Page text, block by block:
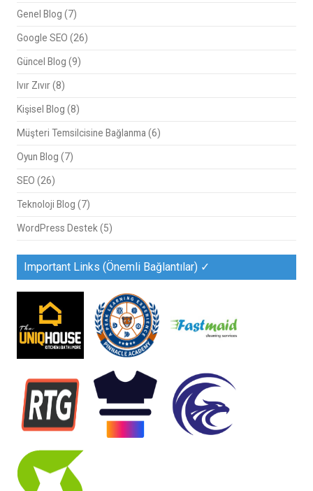
Genel Blog (7)
Google SEO (26)
Güncel Blog (9)
Ivır Zıvır(8)
Kişisel Blog (8)
Müşteri Temsilcisine Bağlanma (6)
Oyun Blog (7)
SEO (26)
Teknoloji Blog (7)
WordPress Destek (5)
Important Links (Önemli Bağlantılar) ✓